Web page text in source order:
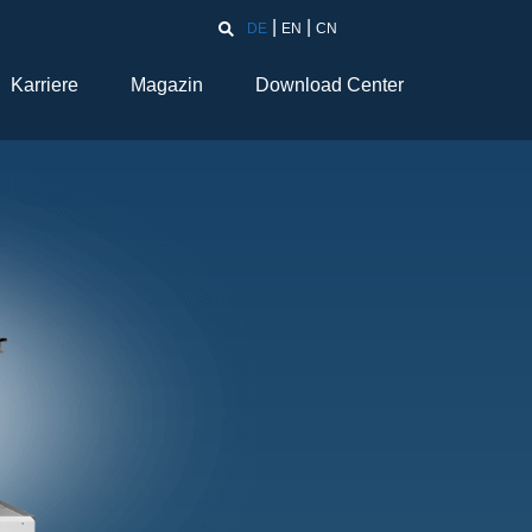
Karriere Magazin Download Center
DE EN CN